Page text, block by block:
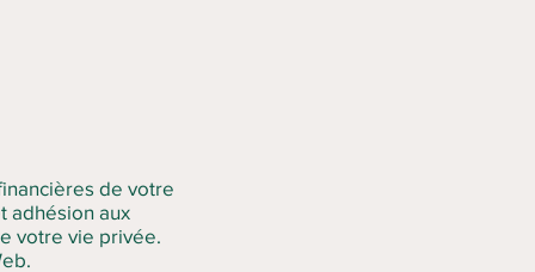
de votre
adhésion aux
votre vie privée.